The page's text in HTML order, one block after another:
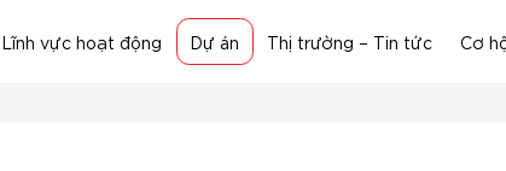
Lĩnh vực hoạt động Dự án Thị trường – Tin tức Cơ